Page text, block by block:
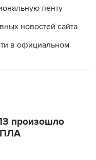
ленту
новостей сайта
в официальном
произошло